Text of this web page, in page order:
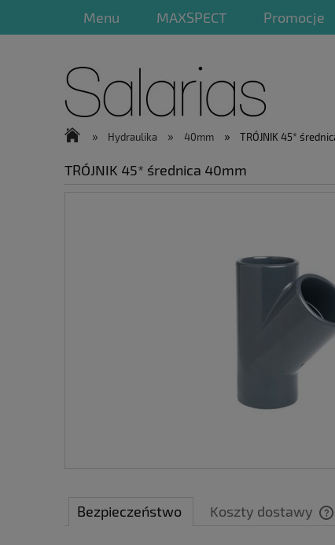
Menu MAXSPECT Promocje
» Hydraulika » 40mm » TRÓJNIK 45*
TRÓJNIK 45* średnica 40mm
Bezpieczeństwo Koszty dostawy